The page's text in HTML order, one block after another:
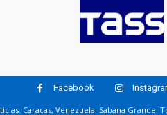
Facebook
Caracas, Venezuela. Sabana Grande.